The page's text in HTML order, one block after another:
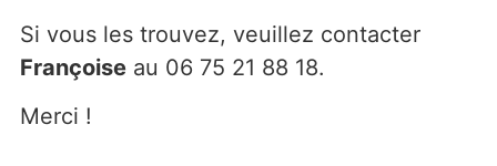
Si vous les trouvez, veuillez contacter
Françoiseau 06 75 21 88 18.
Merci !